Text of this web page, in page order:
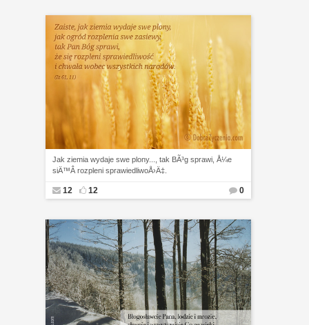
Jak ziemia wydaje swe plony..., tak BÃ³g sprawi, Å¼e
siÄ™Â rozpleni sprawiedliwoÅ›Ä‡.
12 12 0